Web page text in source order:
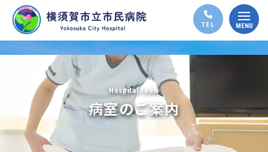
Hospital room
病室のご案内